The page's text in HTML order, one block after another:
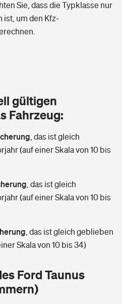
finden
ist Ihr Haus?
finden
bekomme ich im Alter?
Sie, dass die Typklasse nur
ist, um den Kfz-
gültigen
Fahrzeug:
das ist gleich
(auf einer Skala von 10 bis
das ist gleich
(auf einer Skala von 10 bis
das ist gleich geblieben
Skala von 10 bis 34)
Ford Taunus